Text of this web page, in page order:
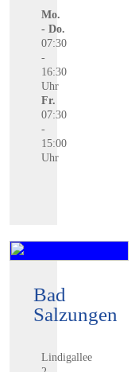
Mo.
- Do.
07:30
-
16:30
Uhr
Fr.
07:30
-
15:00
Uhr
Bad
Salzungen
Lindigallee